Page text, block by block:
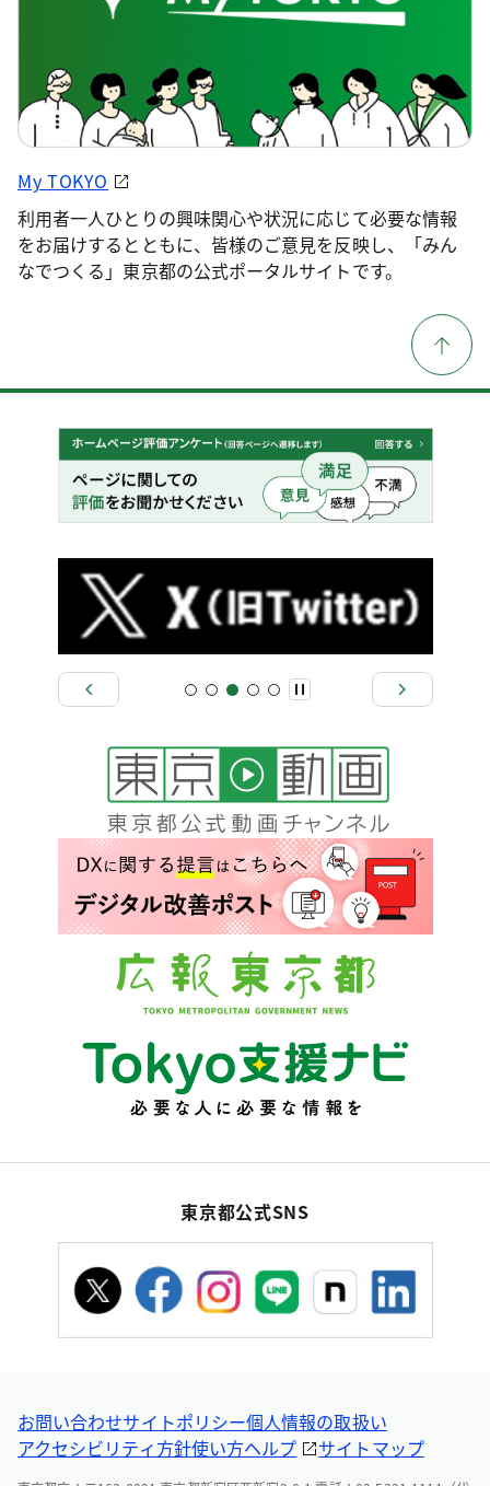
My TOKYO
利用者一人ひとりの興味関心や状況に応じて必要な情報
をお届けするとともに、皆様のご意見を反映し、「みん
なでつくる」東京都の公式ポータルサイトです。
東京都公式SNS
お問い合わせサイトポリシー個人情報の取扱い
アクセシビリティ方針使い方ヘルプ サイトマップ